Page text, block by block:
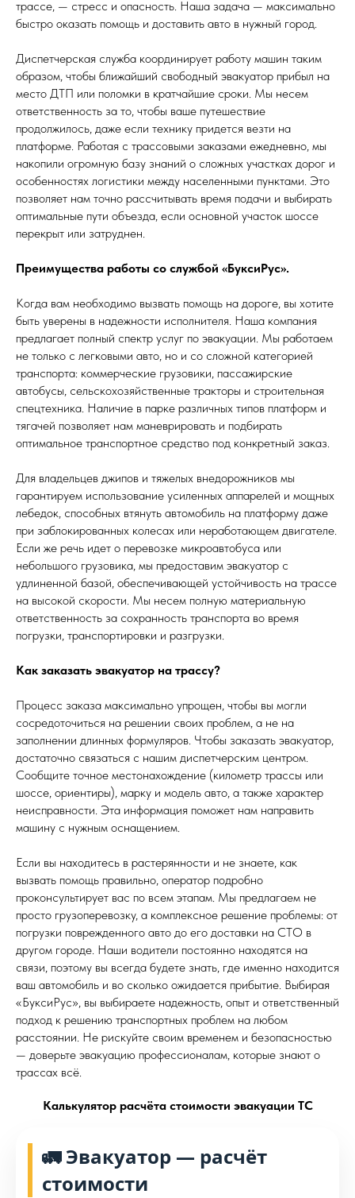
трассе, — стресс и опасность. Наша задача — максимально
быстро оказать помощь и доставить авто в нужный город.
Диспетчерская служба координирует работу машин таким
образом, чтобы ближайший свободный эвакуатор прибыл на
место ДТП или поломки в кратчайшие сроки. Мы несем
ответственность за то, чтобы ваше путешествие
продолжилось, даже если технику придется везти на
платформе. Работая с трассовыми заказами ежедневно, мы
накопили огромную базу знаний о сложных участках дорог и
особенностях логистики между населенными пунктами. Это
позволяет нам точно рассчитывать время подачи и выбирать
оптимальные пути объезда, если основной участок шоссе
перекрыт или затруднен.
Преимущества работы со службой «БуксиРус».
Когда вам необходимо вызвать помощь на дороге, вы хотите
быть уверены в надежности исполнителя. Наша компания
предлагает полный спектр услуг по эвакуации. Мы работаем
не только с легковыми авто, но и со сложной категорией
транспорта: коммерческие грузовики, пассажирские
автобусы, сельскохозяйственные тракторы и строительная
спецтехника. Наличие в парке различных типов платформ и
тягачей позволяет нам маневрировать и подбирать
оптимальное транспортное средство под конкретный заказ.
Для владельцев джипов и тяжелых внедорожников мы
гарантируем использование усиленных аппарелей и мощных
лебедок, способных втянуть автомобиль на платформу даже
при заблокированных колесах или неработающем двигателе.
Если же речь идет о перевозке микроавтобуса или
небольшого грузовика, мы предоставим эвакуатор с
удлиненной базой, обеспечивающей устойчивость на трассе
на высокой скорости. Мы несем полную материальную
ответственность за сохранность транспорта во время
погрузки, транспортировки и разгрузки.
Как заказать эвакуатор на трассу?
Процесс заказа максимально упрощен, чтобы вы могли
сосредоточиться на решении своих проблем, а не на
заполнении длинных формуляров. Чтобы заказать эвакуатор,
достаточно связаться с нашим диспетчерским центром.
Сообщите точное местонахождение (километр трассы или
шоссе, ориентиры), марку и модель авто, а также характер
неисправности. Эта информация поможет нам направить
машину с нужным оснащением.
Если вы находитесь в растерянности и не знаете, как
вызвать помощь правильно, оператор подробно
проконсультирует вас по всем этапам. Мы предлагаем не
просто грузоперевозку, а комплексное решение проблемы: от
погрузки поврежденного авто до его доставки на СТО в
другом городе. Наши водители постоянно находятся на
связи, поэтому вы всегда будете знать, где именно находится
ваш автомобиль и во сколько ожидается прибытие. Выбирая
«БуксиРус», вы выбираете надежность, опыт и ответственный
подход к решению транспортных проблем на любом
расстоянии. Не рискуйте своим временем и безопасностью
— доверьте эвакуацию профессионалам, которые знают о
трассах всё.
Калькулятор расчёта стоимости эвакуации ТС
🚛 Эвакуатор — расчёт
стоимости